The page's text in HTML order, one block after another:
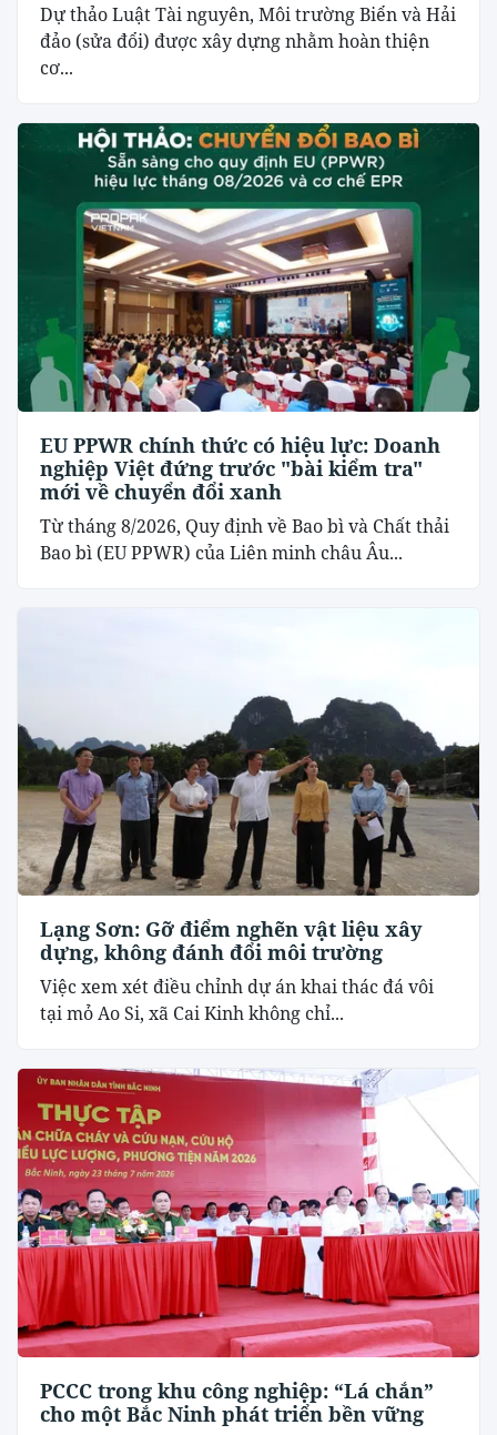
Dự thảo Luật Tài nguyên, Môi trường Biển và Hải
đảo (sửa đổi) được xây dựng nhằm hoàn thiện
cơ...
EU PPWR chính thức có hiệu lực: Doanh
nghiệp Việt đứng trước "bài kiểm tra"
mới về chuyển đổi xanh
Từ tháng 8/2026, Quy định về Bao bì và Chất thải
Bao bì (EU PPWR) của Liên minh châu Âu...
Lạng Sơn: Gỡ điểm nghẽn vật liệu xây
dựng, không đánh đổi môi trường
Việc xem xét điều chỉnh dự án khai thác đá vôi
tại mỏ Ao Si, xã Cai Kinh không chỉ...
PCCC trong khu công nghiệp: “Lá chắn”
cho một Bắc Ninh phát triển bền vững